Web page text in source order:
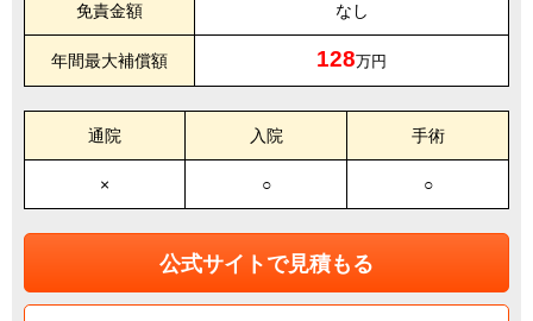
免責金額 なし
年間最大補償額 128万円
通院 入院 手術
× ○ ○
公式サイトで見積もる